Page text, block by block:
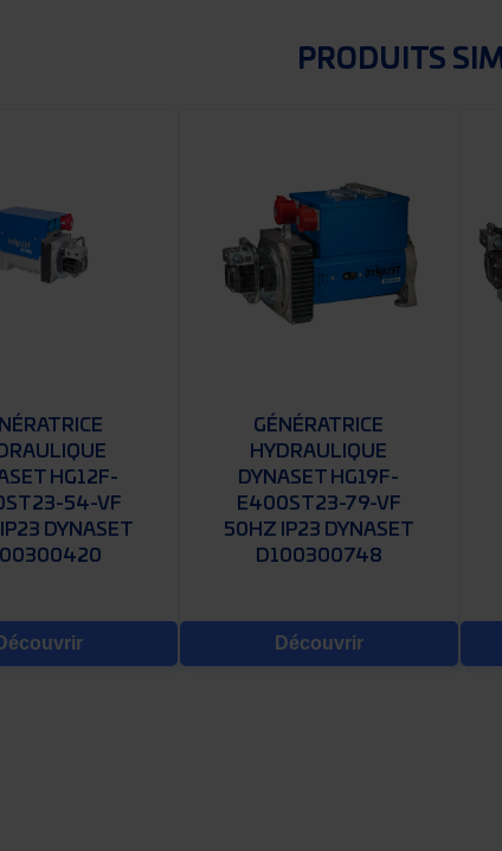
PRODUITS
HG12F-
54-VF
DYNASET
GÉNÉRATRICE
HYDRAULIQUE
DYNASET HG19F-
E400ST23-79-VF
50HZ IP23 DYNASET
D100300748
Découvrir